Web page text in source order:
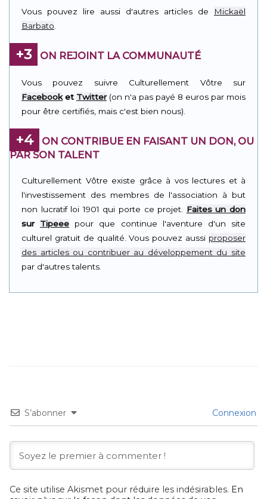
Vous pouvez lire aussi d'autres articles de
Mickaël
Barbato
+3 ON REJOINT LA COMMUNAUTÉ
Vous pouvez suivre Culturellement Vôtre sur
Facebooket Twitter(on n'a pas payé 8 euros par mois
pour être certifiés, mais c'est bien nous).
+4
ON CONTRIBUE EN FAISANT UN DON, OU
PAR SON TALENT
Culturellement Vôtre existe grâce à vos lectures et à
l'investissement des membres de l'association à but
non lucratif loi 1901 qui porte ce projet. Faites un don
sur Tipeee pour que continue l'aventure d'un site
culturel gratuit de qualité. Vous pouvez aussi proposer
des articles ou contribuer au développement du site
par d'autres talents.
S’abonner Connexion
Ce site utilise Akismet pour réduire les indésirables. En